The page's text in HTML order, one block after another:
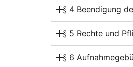
§ 4 Beendigung
§ 5 Rechte und
§ 6